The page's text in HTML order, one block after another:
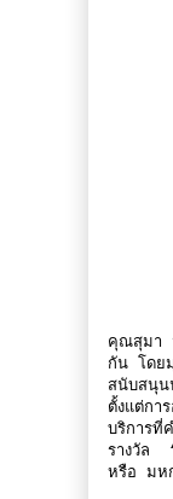
คุณสุมา
กัน โดย
สนับสนุน
ตั้งแต่กา
บริการที่
รางวัล
หรือ มห